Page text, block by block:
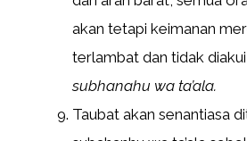
akan tetapi keimanan
terlambat dan tidak
subhanahu wa ta’ala.
Taubat akan senantiasa